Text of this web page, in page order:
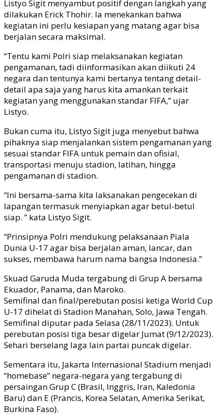
Listyo Sigit menyambut positif dengan langkah yang
dilakukan Erick Thohir. Ia menekankan bahwa
kegiatan ini perlu kesiapan yang matang agar bisa
berjalan secara maksimal.
“Tentu kami Polri siap melaksanakan kegiatan
pengamanan, tadi diinformasikan akan diikuti 24
negara dan tentunya kami bertanya tentang detail-
detail apa saja yang harus kita amankan terkait
kegiatan yang menggunakan standar FIFA,” ujar
Listyo.
Bukan cuma itu, Listyo Sigit juga menyebut bahwa
pihaknya siap menjalankan sistem pengamanan yang
sesuai standar FIFA untuk pemain dan ofisial,
transportasi menuju stadion, latihan, hingga
pengamanan di stadion.
“Ini bersama-sama kita laksanakan pengecekan di
lapangan termasuk menyiapkan agar betul-betul
siap. ” kata Listyo Sigit.
“Prinsipnya Polri mendukung pelaksanaan Piala
Dunia U-17 agar bisa berjalan aman, lancar, dan
sukses, membawa harum nama bangsa Indonesia.”
Skuad Garuda Muda tergabung di Grup A bersama
Ekuador, Panama, dan Maroko.
Semifinal dan final/perebutan posisi ketiga World Cup
U-17 dihelat di Stadion Manahan, Solo, Jawa Tengah.
Semifinal diputar pada Selasa (28/11/2023). Untuk
perebutan posisi tiga besar digelar Jumat (9/12/2023).
Sehari berselang laga lain partai puncak digelar.
Sementara itu, Jakarta Internasional Stadium menjadi
“homebase” negara-negara yang tergabung di
persaingan Grup C (Brasil, Inggris, Iran, Kaledonia
Baru) dan E (Prancis, Korea Selatan, Amerika Serikat,
Burkina Faso).